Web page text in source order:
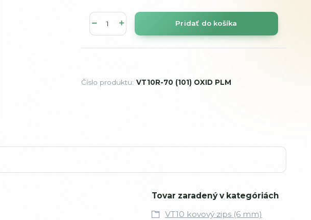
Pridať do košíka
Číslo produktu: VT10R-70 (101) OXID PLM
Tovar zaradený v kategóriách
VT10 kovový zips (6 mm)